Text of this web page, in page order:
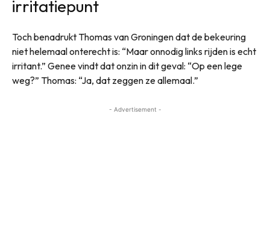
irritatiepunt
Toch benadrukt Thomas van Groningen dat de bekeuring
niet helemaal onterecht is: “Maar onnodig links rijden is echt
irritant.” Genee vindt dat onzin in dit geval: “Op een lege
weg?” Thomas: “Ja, dat zeggen ze allemaal.”
- Advertisement -